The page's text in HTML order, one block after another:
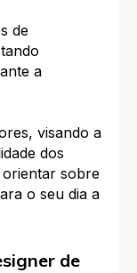
de
a
visando a
dos
sobre
o seu dia a
de